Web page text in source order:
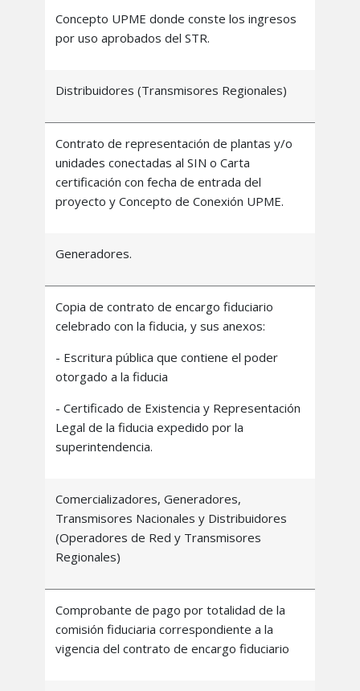
Concepto UPME donde conste los ingresos
por uso aprobados del STR.
Distribuidores (Transmisores Regionales)
Contrato de representación de plantas y/o
unidades conectadas al SIN o Carta
certificación con fecha de entrada del
proyecto y Concepto de Conexión UPME.
Generadores.
Copia de contrato de encargo fiduciario
celebrado con la fiducia, y sus anexos:
- Escritura pública que contiene el poder
otorgado a la fiducia
- Certificado de Existencia y Representación
Legal de la fiducia expedido por la
superintendencia.
Comercializadores, Generadores,
Transmisores Nacionales y Distribuidores
(Operadores de Red y Transmisores
Regionales)
Comprobante de pago por totalidad de la
comisión fiduciaria correspondiente a la
vigencia del contrato de encargo fiduciario